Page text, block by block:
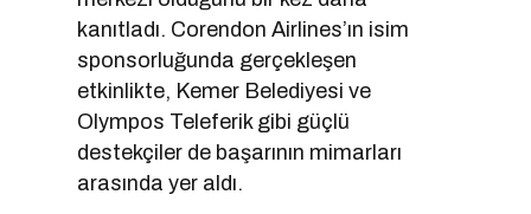
kanıtladı. Corendon Airlines’ın isim
sponsorluğunda gerçekleşen
etkinlikte, Kemer Belediyesi ve
Olympos Teleferik gibi güçlü
destekçiler de başarının mimarları
arasında yer aldı.